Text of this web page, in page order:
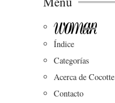
Índice
Categorías
Acerca de Cocotte
Contacto